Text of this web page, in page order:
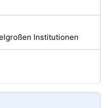
Institutionen